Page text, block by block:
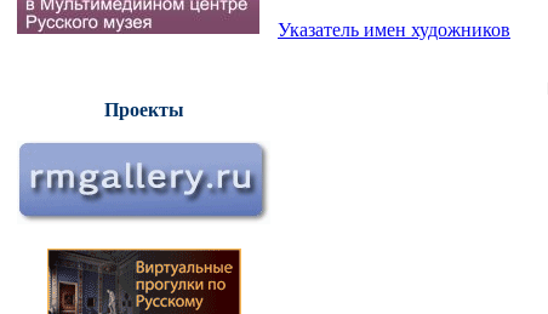
Проекты
Указатель имен художников